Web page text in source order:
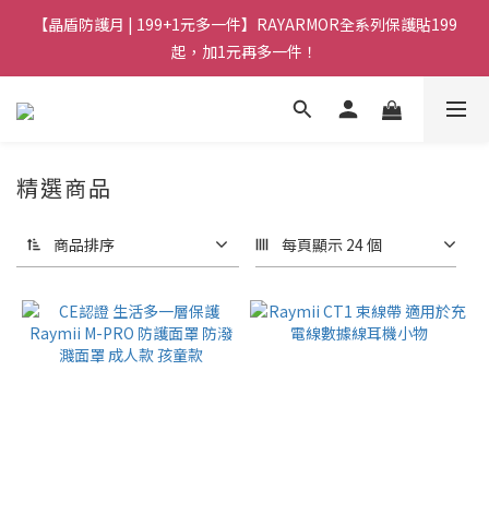
【晶盾防護月 | 199+1元多一件】RAYARMOR全系列保護貼199
起，加1元再多一件！
精選商品
商品排序 每頁顯示 24 個